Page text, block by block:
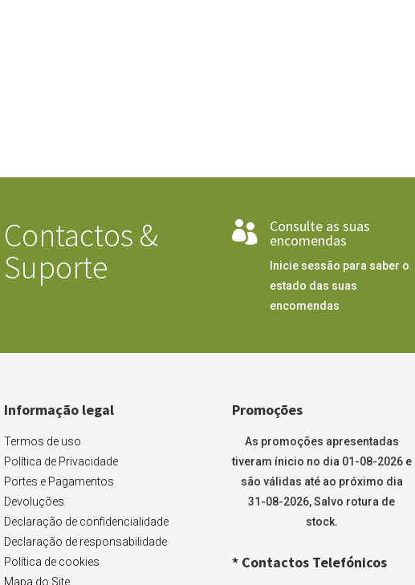
Contactos &
Suporte
 Consulte as suas
encomendas
Inicie sessão para saber o
estado das suas
encomendas
Informação legal
Termos de uso
Política de Privacidade
Portes e Pagamentos
Devoluções
Declaração de confidencialidade
Declaração de responsabilidade
Política de cookies
Mapa do Site
Promoções
As promoções apresentadas
tiveram ínicio no dia 01-08-2026 e
são válidas até ao próximo dia
31-08-2026, Salvo rotura de
stock.
* Contactos Telefónicos